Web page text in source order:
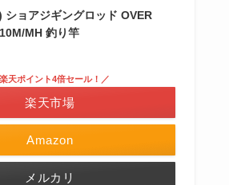
ショアジギングロッド OVER
MH 釣り竿
Amazon
天ポイント4倍セール！／
楽天市場
メルカリ